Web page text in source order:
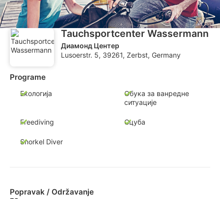
Tauchsportcenter Wassermann
Диамонд Центер
Lusoerstr. 5, 39261, Zerbst, Germany
Programe
Екологија
Обука за ванредне
ситуације
Freediving Сцуба
Snorkel Diver
Popravak / Održavanje